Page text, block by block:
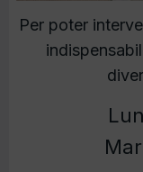
Per poter